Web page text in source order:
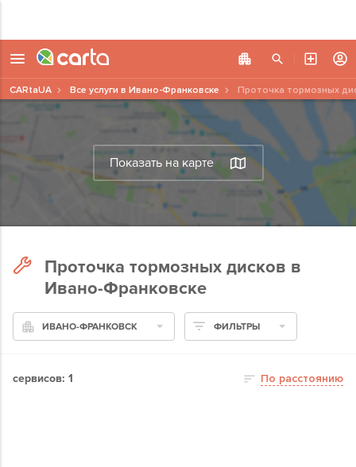
Показать на карте
CARtaUA Все услуги в Ивано-Франковске Проточка тормозных
Проточка тормозных дисков в
Ивано-Франковске
ИВАНО-ФРАНКОВСК ФИЛЬТРЫ
сервисов: 1 По расстоянию